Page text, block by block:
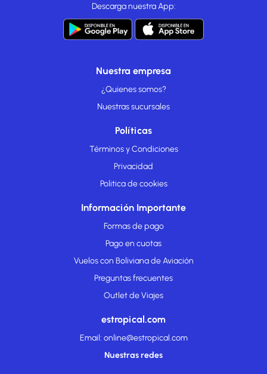
Descarga nuestra App:
Nuestra empresa
¿Quienes somos?
Nuestras sucursales
Políticas
Términos y Condiciones
Privacidad
Politica de cookies
Información Importante
Formas de pago
Pago en cuotas
Vuelos con Boliviana de Aviación
Preguntas frecuentes
Outlet de Viajes
estropical.com
Email: online@estropical.com
Nuestras redes